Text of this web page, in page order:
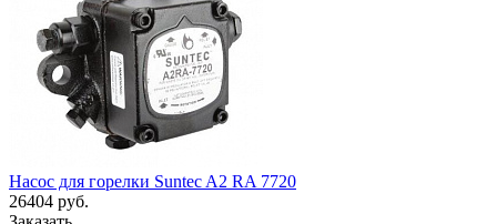
Насос для горелки Suntec A2 RA 7720
26404 руб.